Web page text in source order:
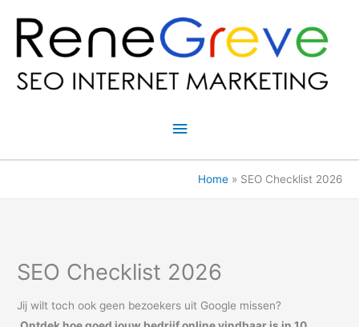
Hoofdmenu
Home SEO Checklist 2026
SEO Checklist 2026
Jij wilt toch ook geen bezoekers uit Google missen?